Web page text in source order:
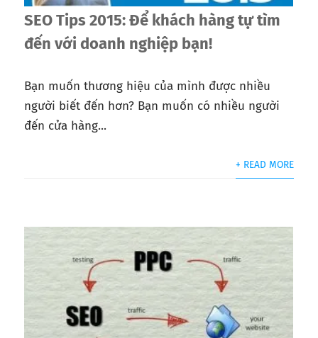
SEO Tips 2015: Để khách hàng tự tìm
đến với doanh nghiệp bạn!
Bạn muốn thương hiệu của mình được nhiều
người biết đến hơn? Bạn muốn có nhiều người
đến cửa hàng...
+ READ MORE